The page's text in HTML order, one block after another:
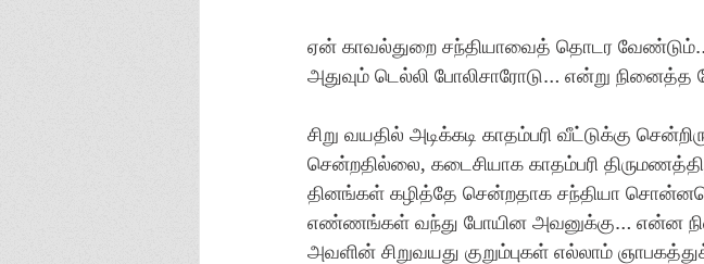
ஏன் காவல்துறை சந்தியாவைத் தொடர
அதுவும் டெல்லி போலிசாரோடு… என்று
சிறு வயதில் அடிக்கடி காதம்பரி வீட்டுக்கு
சென்றதில்லை, கடைசியாக காதம்பரி
தினங்கள் கழித்தே சென்றதாக சந்தியா
எண்ணங்கள் வந்து போயின அவனுக்கு… என்ன
அவளின் சிறுவயது குறும்புகள் எல்லாம்